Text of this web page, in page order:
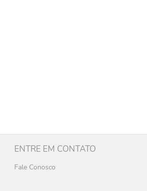
ENTRE EM CONTATO
Fale Conosco